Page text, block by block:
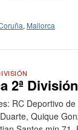
, Mallorca
2ª
RC Deportivo
Quique